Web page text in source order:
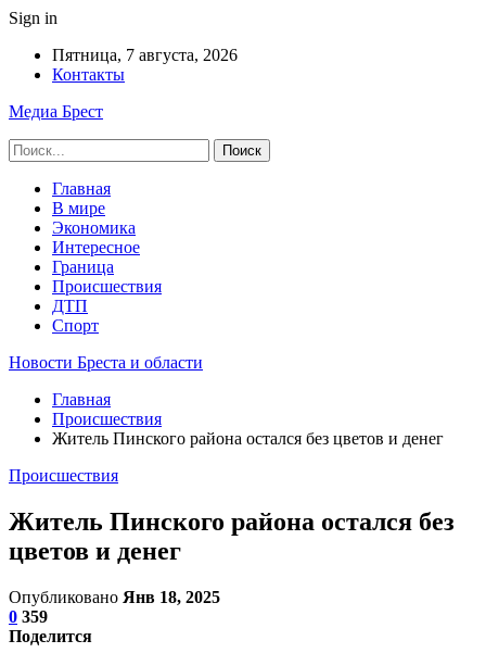
Sign in
Пятница, 7 августа, 2026
Контакты
Медиа Брест
Главная
В мире
Экономика
Интересное
Граница
Происшествия
ДТП
Спорт
Новости Бреста и области
Главная
Происшествия
Житель Пинского района остался без цветов и денег
Происшествия
Житель Пинского района остался без
цветов и денег
Опубликовано Янв 18, 2025
0 359
Поделится